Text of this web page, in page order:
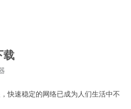
载
速稳定的网络已成为人们生活中不